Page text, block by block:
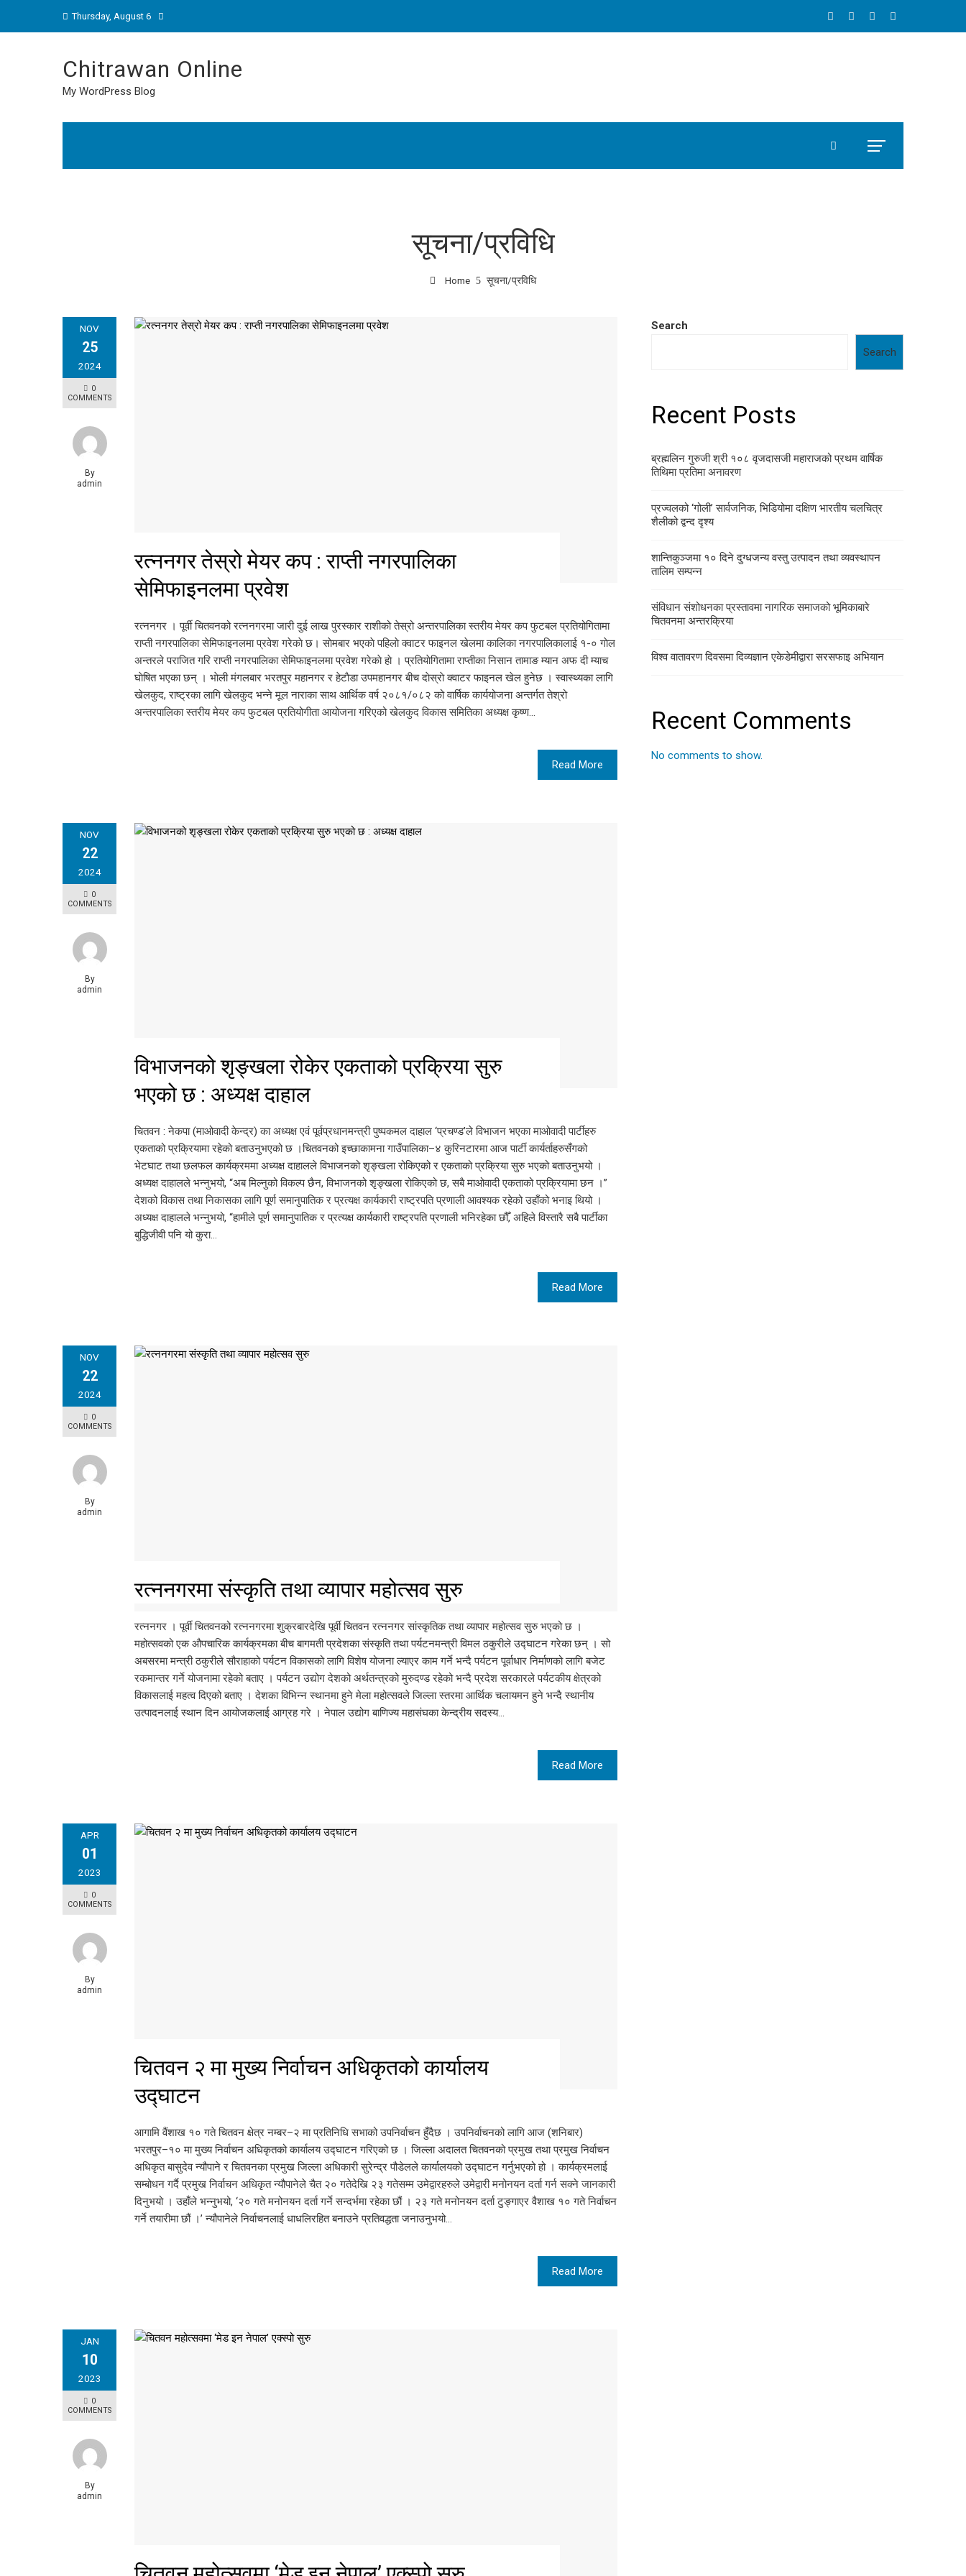
Thursday, August 6
Chitrawan Online
My WordPress Blog
सूचना/प्रविधि
Home सूचना/प्रविधि
NOV
25
2024
0
COMMENTS
By
admin
रत्ननगर तेस्रो मेयर कप : राप्ती नगरपालिका
सेमिफाइनलमा प्रवेश
रत्ननगर । पूर्वी चितवनको रत्ननगरमा जारी दुई लाख पुरस्कार राशीको तेस्रो अन्तरपालिका स्तरीय मेयर कप फुटबल प्रतियोगितामा
राप्ती नगरपालिका सेमिफाइनलमा प्रवेश गरेकाे छ। साेमबार भएकाे पहिलाे क्वाटर फाइनल खेलमा कालिका नगरपालिकालाई १-० गाेल
अन्तरले पराजित गरि राप्ती नगरपालिका सेमिफाइनलमा प्रवेश गरेकाे हाे । प्रतियाेगितामा राप्तीका निसान तामाङ म्यान अफ दी म्याच
घाेषित भएका छन् । भाेली मंगलबार भरतपुर महानगर र हेटाैडा उपमहानगर बीच दाेस्राे क्वाटर फाइनल खेल हुनेछ । स्वास्थ्यका लागि
खेलकुद, राष्ट्रका लागि खेलकुद भन्ने मूल नाराका साथ आर्थिक वर्ष २०८१/०८२ को वार्षिक कार्ययोजना अन्तर्गत तेश्रो
अन्तरपालिका स्तरीय मेयर कप फुटबल प्रतियोगीता आयोजना गरिएको खेलकुद विकास समितिका अध्यक्ष कृष्ण…
Read More
NOV
22
2024
0
COMMENTS
By
admin
विभाजनको शृङ्खला रोकेर एकताको प्रक्रिया सुरु
भएको छ : अध्यक्ष दाहाल
चितवन : नेकपा (माओवादी केन्द्र) का अध्यक्ष एवं पूर्वप्रधानमन्त्री पुष्पकमल दाहाल ‘प्रचण्ड’ले विभाजन भएका माओवादी पार्टीहरु
एकताको प्रक्रियामा रहेको बताउनुभएको छ ।चितवनको इच्छाकामना गाउँपालिका–४ कुरिनटारमा आज पार्टी कार्यर्ताहरुसँगको
भेटघाट तथा छलफल कार्यक्रममा अध्यक्ष दाहालले विभाजनको शृङ्खला रोकिएको र एकताको प्रक्रिया सुरु भएको बताउनुभयो ।
अध्यक्ष दाहालले भन्नुभयो, “अब मिल्नुको विकल्प छैन, विभाजनको शृङ्खला रोकिएको छ, सबै माओवादी एकताको प्रक्रियामा छन ।”
देशको विकास तथा निकासका लागि पूर्ण समानुपातिक र प्रत्यक्ष कार्यकारी राष्ट्रपति प्रणाली आवश्यक रहेको उहाँको भनाइ थियो ।
अध्यक्ष दाहालले भन्नुभयो, “हामीले पूर्ण समानुपातिक र प्रत्यक्ष कार्यकारी राष्ट्रपति प्रणाली भनिरहेका छौँ, अहिले विस्तारै सबै पार्टीका
बुद्धिजीवी पनि यो कुरा…
Read More
NOV
22
2024
0
COMMENTS
By
admin
रत्ननगरमा संस्कृति तथा व्यापार महोत्सव सुरु
रत्ननगर । पूर्वी चितवनको रत्ननगरमा शुक्रबारदेखि पूर्वी चितवन रत्ननगर सांस्कृतिक तथा व्यापार महोत्सव सुरु भएको छ ।
महोत्सवको एक औपचारिक कार्यक्रमका बीच बागमती प्रदेशका संस्कृति तथा पर्यटनमन्त्री विमल ठकुरीले उद्घाटन गरेका छन् । सो
अबसरमा मन्त्री ठकुरीले सौराहाको पर्यटन विकासको लागि विशेष योजना ल्याएर काम गर्ने भन्दै पर्यटन पूर्वाधार निर्माणको लागि बजेट
रकमान्तर गर्ने योजनामा रहेको बताए । पर्यटन उद्योग देशको अर्थतन्त्रको मुरुदण्ड रहेको भन्दै प्रदेश सरकारले पर्यटकीय क्षेत्रको
विकासलाई महत्व दिएको बताए । देशका विभिन्न स्थानमा हुने मेला महोत्सवले जिल्ला स्तरमा आर्थिक चलायमन हुने भन्दै स्थानीय
उत्पादनलाई स्थान दिन आयोजकलाई आग्रह गरे । नेपाल उद्योग बाणिज्य महासंघका केन्द्रीय सदस्य…
Read More
APR
01
2023
0
COMMENTS
By
admin
चितवन २ मा मुख्य निर्वाचन अधिकृतको कार्यालय
उद्घाटन
आगामि वैंशाख १० गते चितवन क्षेत्र नम्बर–२ मा प्रतिनिधि सभाको उपनिर्वाचन हुँदैछ । उपनिर्वाचनको लागि आज (शनिबार)
भरतपुर–१० मा मुख्य निर्वाचन अधिकृतको कार्यालय उद्घाटन गरिएको छ । जिल्ला अदालत चितवनको प्रमुख तथा प्रमुख निर्वाचन
अधिकृत बासुदेव न्यौपाने र चितवनका प्रमुख जिल्ला अधिकारी सुरेन्द्र पौडेलले कार्यालयको उद्घाटन गर्नुभएको हो । कार्यक्रमलाई
सम्बोधन गर्दै प्रमुख निर्वाचन अधिकृत न्यौपानेले चैत २० गतेदेखि २३ गतेसम्म उमेद्वारहरुले उमेद्वारी मनोनयन दर्ता गर्न सक्ने जानकारी
दिनुभयो । उहाँले भन्नुभयो, ‘२० गते मनोनयन दर्ता गर्ने सन्दर्भमा रहेका छौं । २३ गते मनोनयन दर्ता टुङ्गाएर वैशाख १० गते निर्वाचन
गर्ने तयारीमा छौं ।’ न्यौपानेले निर्वाचनलाई धाधलिरहित बनाउने प्रतिवद्धता जनाउनुभयो…
Read More
JAN
10
2023
0
COMMENTS
By
admin
Search
Search
Recent Posts
ब्रह्मलिन गुरुजी श्री १०८ वृजदासजी महाराजको प्रथम वार्षिक
तिथिमा प्रतिमा अनावरण
प्रज्वलको ‘गोली’ सार्वजनिक, भिडियोमा दक्षिण भारतीय चलचित्र
शैलीको द्वन्द दृश्य
शान्तिकुञ्जमा १० दिने दुग्धजन्य वस्तु उत्पादन तथा व्यवस्थापन
तालिम सम्पन्न
संविधान संशोधनका प्रस्तावमा नागरिक समाजको भूमिकाबारे
चितवनमा अन्तरक्रिया
विश्व वातावरण दिवसमा दिव्यज्ञान एकेडेमीद्वारा सरसफाइ अभियान
Recent Comments
No comments to show.